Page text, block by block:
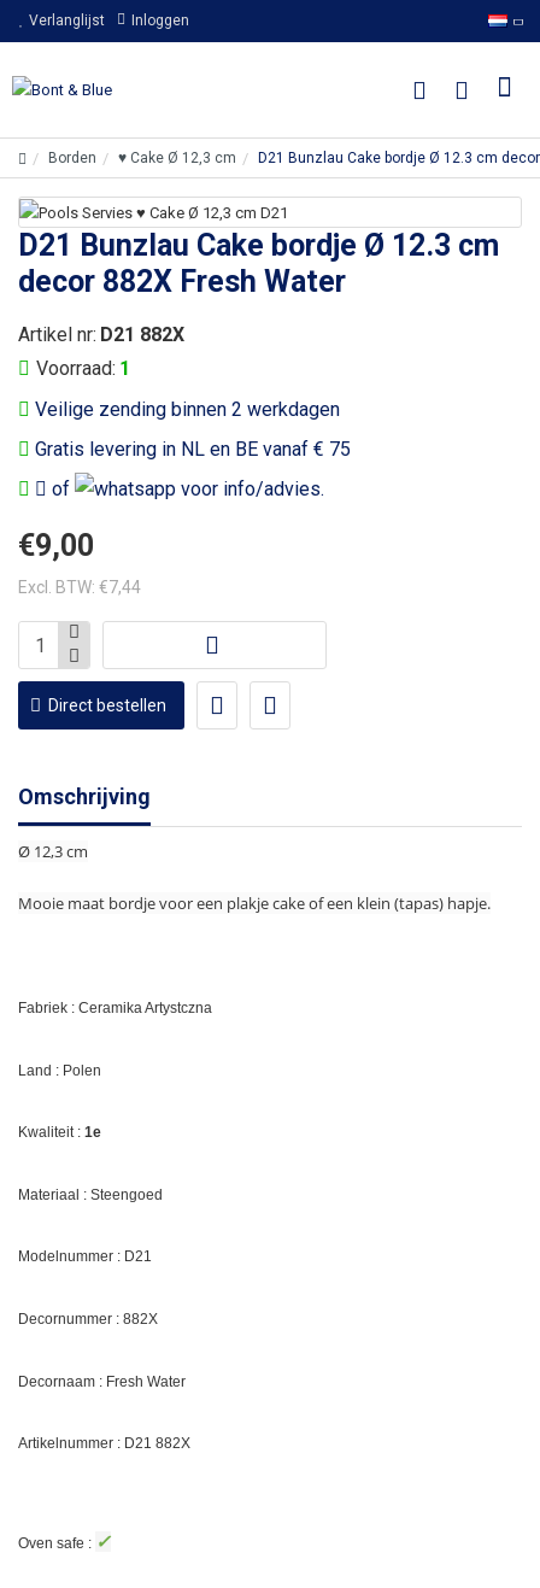
Verlanglijst Inloggen
Borden ♥ Cake Ø 12,3 cm D21 Bunzlau Cake bordje Ø 12.3 cm
D21 Bunzlau Cake bordje Ø 12.3 cm
decor 882X Fresh Water
Veilige zending binnen 2 werkdagen
Gratis levering in NL en BE vanaf € 75
of
voor info/advies.
Voorraad: 1
Artikel nr: D21 882X
€9,00
Excl. BTW: €7,44
Direct bestellen
Omschrijving
Ø 12,3 cm
Mooie maat bordje voor een plakje cake of een klein (tapas) hapje.
Fabriek : Ceramika Artystczna
Land : Polen
Kwaliteit : 1e
Materiaal : Steengoed
Modelnummer : D21
Decornummer : 882X
Decornaam : Fresh Water
Artikelnummer : D21 882X
Oven safe : ✓